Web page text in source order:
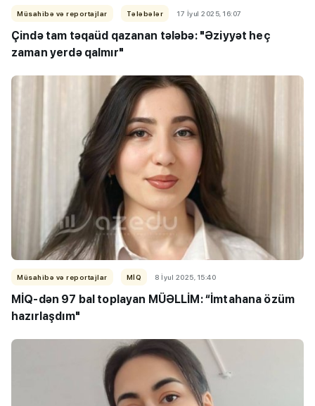
Müsahibə və reportajlar Tələbələr 17 İyul 2025, 16:07
Çində tam təqaüd qazanan tələbə: "Əziyyət heç
zaman yerdə qalmır"
Müsahibə və reportajlar MİQ 8 İyul 2025, 15:40
MİQ-dən 97 bal toplayan MÜƏLLİM: “İmtahana özüm
hazırlaşdım"